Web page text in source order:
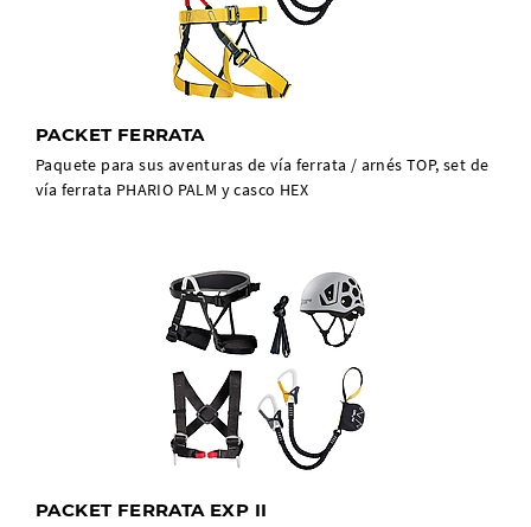
PACKET FERRATA
Paquete para sus aventuras de vía ferrata / arnés TOP, set de
vía ferrata PHARIO PALM y casco HEX
PACKET FERRATA EXP II